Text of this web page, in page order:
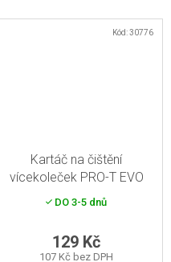
Kartáč na čištění
vícekoleček PRO-T EVO
DO 3-5 dnů
107 Kč bez DPH
129 Kč
Kód:30776